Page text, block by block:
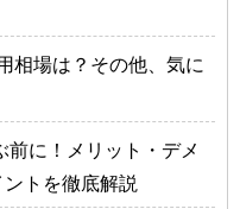
相場は？その他、気に
前に！メリット・デメ
トを徹底解説